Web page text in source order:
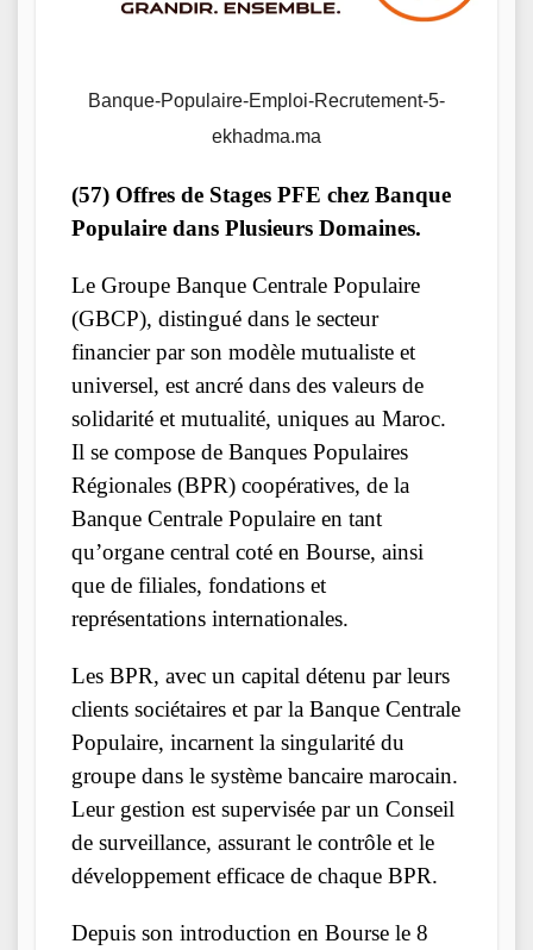
Banque-Populaire-Emploi-Recrutement-5-
ekhadma.ma
(57) Offres de Stages PFE chez Banque
Populaire dans Plusieurs Domaines.
Le Groupe Banque Centrale Populaire
(GBCP), distingué dans le secteur
financier par son modèle mutualiste et
universel, est ancré dans des valeurs de
solidarité et mutualité, uniques au Maroc.
Il se compose de Banques Populaires
Régionales (BPR) coopératives, de la
Banque Centrale Populaire en tant
qu’organe central coté en Bourse, ainsi
que de filiales, fondations et
représentations internationales.
Les BPR, avec un capital détenu par leurs
clients sociétaires et par la Banque Centrale
Populaire, incarnent la singularité du
groupe dans le système bancaire marocain.
Leur gestion est supervisée par un Conseil
de surveillance, assurant le contrôle et le
développement efficace de chaque BPR.
Depuis son introduction en Bourse le 8